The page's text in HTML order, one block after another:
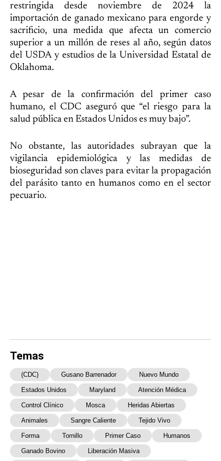
restringida desde noviembre de 2024 la
importación de ganado mexicano para engorde y
sacrificio, una medida que afecta un comercio
superior a un millón de reses al año, según datos
del USDA y estudios de la Universidad Estatal de
Oklahoma.
A pesar de la confirmación del primer caso
humano, el CDC aseguró que “el riesgo para la
salud pública en Estados Unidos es muy bajo”.
No obstante, las autoridades subrayan que la
vigilancia epidemiológica y las medidas de
bioseguridad son claves para evitar la propagación
del parásito tanto en humanos como en el sector
pecuario.
Temas
(CDC) Gusano Barrenador Nuevo Mundo
Estados Unidos Maryland Atención Médica
Control Clínico Mosca Heridas Abiertas
Animales Sangre Caliente Tejido Vivo
Forma Tornillo Primer Caso Humanos
Ganado Bovino Liberación Masiva